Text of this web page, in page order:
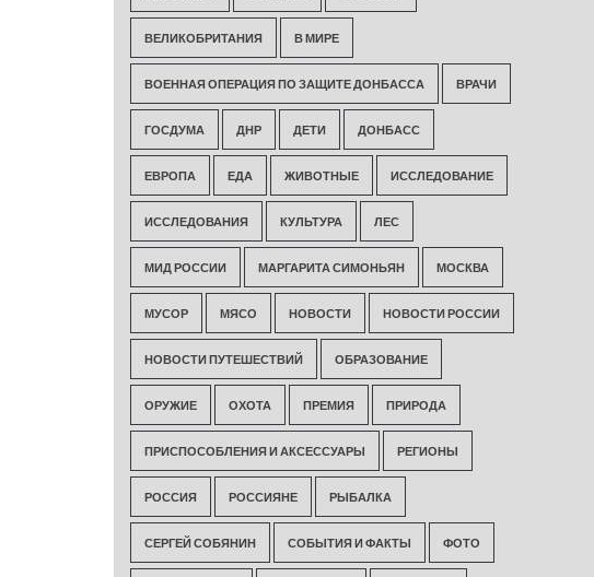
ВЕЛИКОБРИТАНИЯ В МИРЕ
ВОЕННАЯ ОПЕРАЦИЯ ПО ЗАЩИТЕ ДОНБАССА ВРАЧИ
ГОСДУМА ДНР ДЕТИ ДОНБАСС
ЕВРОПА ЕДА ЖИВОТНЫЕ ИССЛЕДОВАНИЕ
ИССЛЕДОВАНИЯ КУЛЬТУРА ЛЕС
МИД РОССИИ МАРГАРИТА СИМОНЬЯН МОСКВА
МУСОР МЯСО НОВОСТИ НОВОСТИ РОССИИ
НОВОСТИ ПУТЕШЕСТВИЙ ОБРАЗОВАНИЕ
ОРУЖИЕ ОХОТА ПРЕМИЯ ПРИРОДА
ПРИСПОСОБЛЕНИЯ И АКСЕССУАРЫ РЕГИОНЫ
РОССИЯ РОССИЯНЕ РЫБАЛКА
СЕРГЕЙ СОБЯНИН СОБЫТИЯ И ФАКТЫ ФОТО